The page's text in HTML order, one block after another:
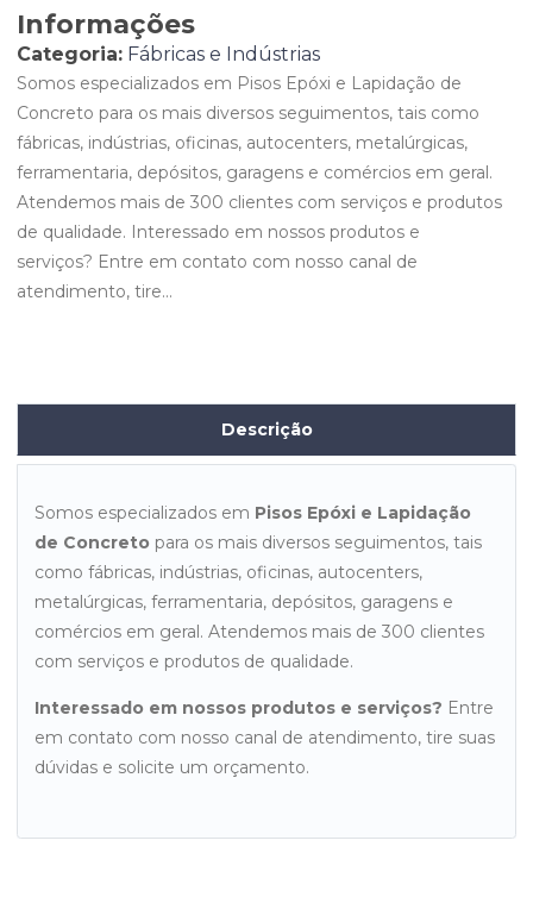
Informações
Categoria: Fábricas e Indústrias
Somos especializados em Pisos Epóxi e Lapidação de
Concreto para os mais diversos seguimentos, tais como
fábricas, indústrias, oficinas, autocenters, metalúrgicas,
ferramentaria, depósitos, garagens e comércios em geral.
Atendemos mais de 300 clientes com serviços e produtos
de qualidade. Interessado em nossos produtos e
serviços? Entre em contato com nosso canal de
atendimento, tire...
Descrição
Somos especializados em Pisos Epóxi e Lapidação
de Concreto para os mais diversos seguimentos, tais
como fábricas, indústrias, oficinas, autocenters,
metalúrgicas, ferramentaria, depósitos, garagens e
comércios em geral. Atendemos mais de 300 clientes
com serviços e produtos de qualidade.
Interessado em nossos produtos e serviços? Entre
em contato com nosso canal de atendimento, tire suas
dúvidas e solicite um orçamento.